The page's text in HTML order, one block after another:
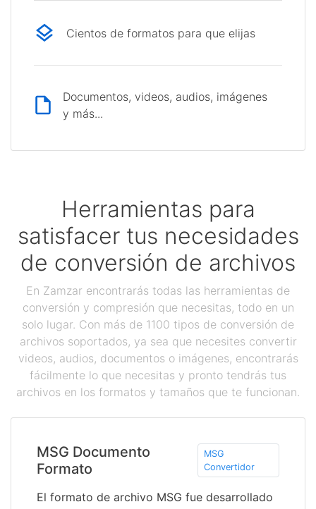
Cientos de formatos para que elijas
Documentos, videos, audios, imágenes
y más...
Herramientas para
satisfacer tus necesidades
de conversión de archivos
En Zamzar encontrarás todas las herramientas de
conversión y compresión que necesitas, todo en un
solo lugar. Con más de 1100 tipos de conversión de
archivos soportados, ya sea que necesites convertir
videos, audios, documentos o imágenes, encontrarás
fácilmente lo que necesitas y pronto tendrás tus
archivos en los formatos y tamaños que te funcionan.
MSG Documento
Formato
MSG
Convertidor
El formato de archivo MSG fue desarrollado